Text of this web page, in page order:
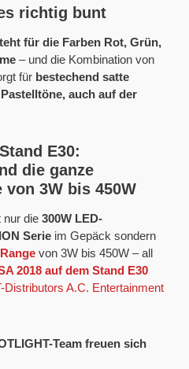
richtig bunt
für die Farben Rot, Grün,
– und die Kombination von
für bestechend satte
auch auf der
E30:
die ganze
von 3W bis 450W
nur die 300W LED-
Serie im Gepäck sondern
von 3W bis 450W – all
2018 auf dem Stand E30
Distributors A.C. Entertainment
Team freuen sich